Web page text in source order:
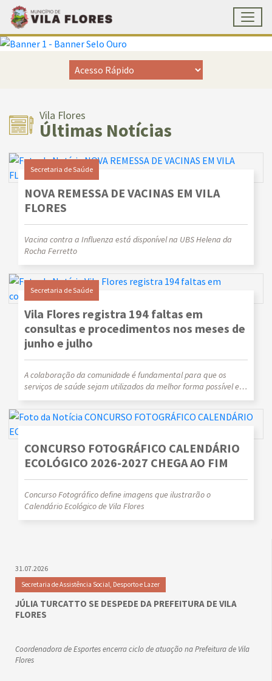
Ir para conteúdo principal
Conteúdo Principal
Prefeitura Municipal de
Vila Flores
Últimas Notícias
Secretaria de Saúde
NOVA REMESSA DE VACINAS EM VILA
FLORES
Vacina contra a Influenza está disponível na UBS Helena da
Rocha Ferretto
Secretaria de Saúde
Vila Flores registra 194 faltas em
consultas e procedimentos nos meses de
junho e julho
A colaboração da comunidade é fundamental para que os
serviços de saúde sejam utilizados da melhor forma possível e
para que mais pessoas tenham acesso ao atendimento.
CONCURSO FOTOGRÁFICO CALENDÁRIO
ECOLÓGICO 2026-2027 CHEGA AO FIM
Concurso Fotográfico define imagens que ilustrarão o
Calendário Ecológico de Vila Flores
31.07.2026
Secretaria de Assistência Social, Desporto e Lazer
JÚLIA TURCATTO SE DESPEDE DA PREFEITURA DE VILA
FLORES
Coordenadora de Esportes encerra ciclo de atuação na Prefeitura de Vila
Flores